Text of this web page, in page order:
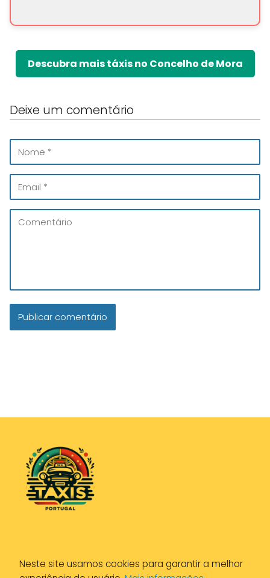
Descubra mais táxis no Concelho de Mora
Deixe um comentário
Política de Privacidade
Neste site usamos cookies para garantir a melhor